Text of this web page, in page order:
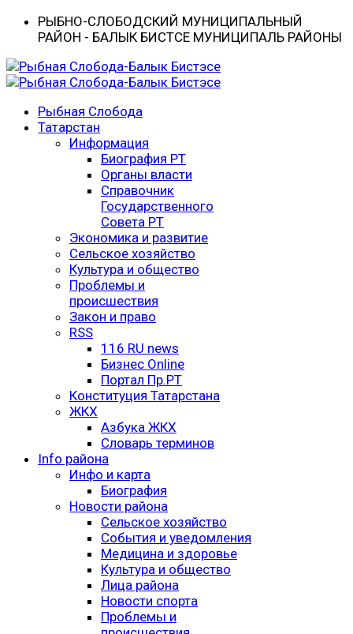
РЫБНО-CЛОБОДСКИЙ МУНИЦИПАЛЬНЫЙ
РАЙОН - БАЛЫК БИСТӘСЕ МУНИЦИПАЛЬ РАЙОНЫ
Рыбная Слобода
Татарстан
Информация
Биография РТ
Органы власти
Справочник
Государственного
Совета РТ
Экономика и развитие
Сельское хозяйство
Культура и общество
Проблемы и
происшествия
Закон и право
RSS
116 RU news
Бизнес Online
Портал Пр.РТ
Конституция Татарстана
ЖКХ
Азбука ЖКХ
Словарь терминов
Info района
Инфо и карта
Биография
Новости района
Сельское хозяйство
События и уведомления
Медицина и здоровье
Культура и общество
Лица района
Новости спорта
Проблемы и